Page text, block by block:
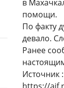
в
помощи.
По факту
девало.
Ранее
Источник :